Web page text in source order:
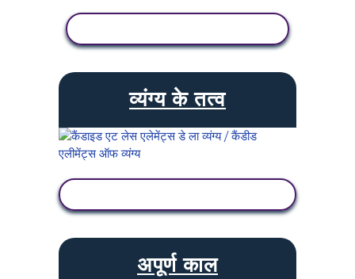
व्यंग्य के तत्व
अपूर्ण काल